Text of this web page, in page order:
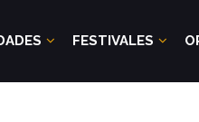
FESTIVALES